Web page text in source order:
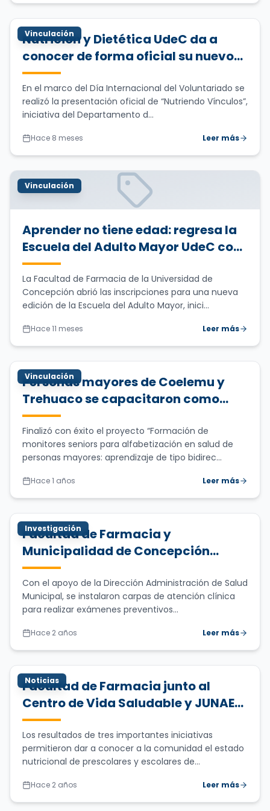
Vinculación
Nutrición y Dietética UdeC da a
conocer de forma oficial su nuevo
voluntariado “Nutriendo Vínculos”
En el marco del Día Internacional del Voluntariado se
realizó la presentación oficial de “Nutriendo Vínculos”,
iniciativa del Departamento d...
Hace 8 meses Leer más
Vinculación
Aprender no tiene edad: regresa la
Escuela del Adulto Mayor UdeC con
talleres gratuitos y presenciales
La Facultad de Farmacia de la Universidad de
Concepción abrió las inscripciones para una nueva
edición de la Escuela del Adulto Mayor, inici...
Hace 11 meses Leer más
Vinculación
Personas mayores de Coelemu y
Trehuaco se capacitaron como
monitores seniors en proyecto
liderado por la Facultad de
Farmacia UdeC
Finalizó con éxito el proyecto “Formación de
monitores seniors para alfabetización en salud de
personas mayores: aprendizaje de tipo bidirec...
Hace 1 años Leer más
Investigación
Facultad de Farmacia y
Municipalidad de Concepción
conmemoran Día Mundial de la
Diabetes con campaña informativa
en Plaza de la Independencia
Con el apoyo de la Dirección Administración de Salud
Municipal, se instalaron carpas de atención clínica
para realizar exámenes preventivos...
Hace 2 años Leer más
Noticias
Facultad de Farmacia junto al
Centro de Vida Saludable y JUNAEB
presentan resultados del Mapa
Nutricional 2022 y programas de
mal nutrición por exceso y
alimentación escolar
Los resultados de tres importantes iniciativas
permitieron dar a conocer a la comunidad el estado
nutricional de prescolares y escolares de...
Hace 2 años Leer más